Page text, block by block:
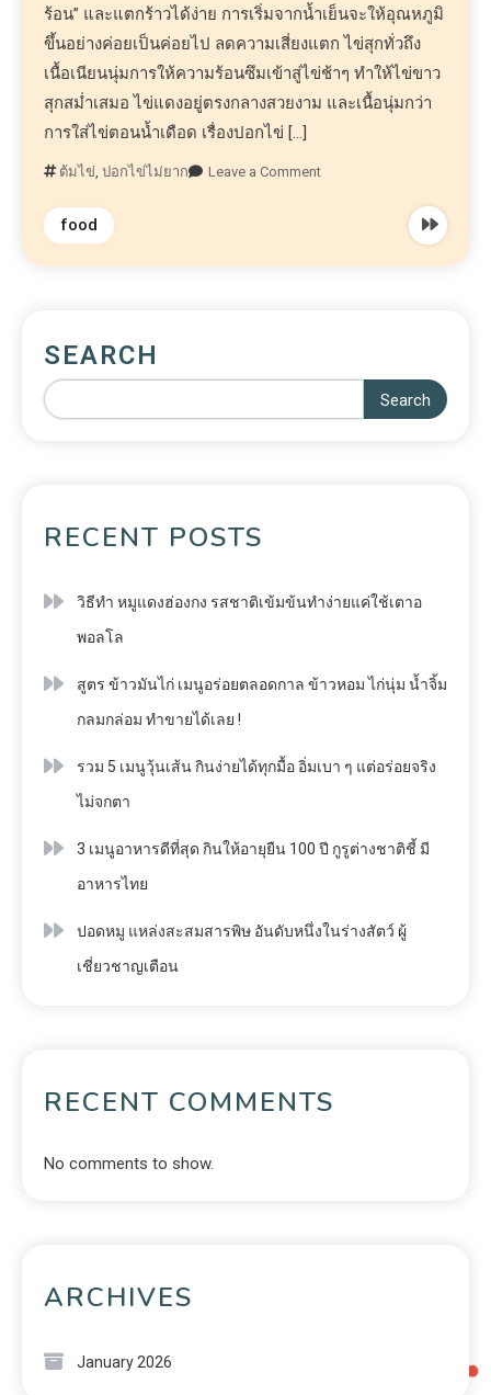
ร้อน” และแตกร้าวได้ง่าย การเริ่มจากน้ำเย็นจะให้อุณหภูมิ
ขึ้นอย่างค่อยเป็นค่อยไป ลดความเสี่ยงแตก ไข่สุกทั่วถึง
เนื้อเนียนนุ่มการให้ความร้อนซึมเข้าสู่ไข่ช้าๆ ทำให้ไข่ขาว
สุกสม่ำเสมอ ไข่แดงอยู่ตรงกลางสวยงาม และเนื้อนุ่มกว่า
การใส่ไข่ตอนน้ำเดือด เรื่องปอกไข่ […]
ต้มไข่ ,ปอกไข่ไม่ยาก Leave a Comment
food
SEARCH
Search
RECENT POSTS
วิธีทำ หมูแดงฮ่องกง รสชาติเข้มข้นทำง่ายแค่ใช้เตาอ
พอลโล
สูตร ข้าวมันไก่ เมนูอร่อยตลอดกาล ข้าวหอม ไก่นุ่ม น้ำจิ้ม
กลมกล่อม ทำขายได้เลย !
รวม 5 เมนูวุ้นเส้น กินง่ายได้ทุกมื้อ อิ่มเบา ๆ แต่อร่อยจริง
ไม่จกตา
3 เมนูอาหารดีที่สุด กินให้อายุยืน 100 ปี กูรูต่างชาติชี้ มี
อาหารไทย
ปอดหมู แหล่งสะสมสารพิษ อันดับหนึ่งในร่างสัตว์ ผู้
เชี่ยวชาญเตือน
RECENT COMMENTS
No comments to show.
ARCHIVES
January 2026